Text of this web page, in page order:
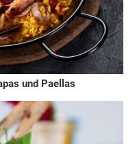
und Paellas